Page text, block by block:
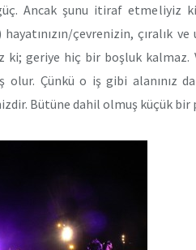
Ancak şunu itiraf etmeliyiz ki
çevrenizin, çıralık ve
ki; geriye hiç bir boşluk kalmaz.
Çünkü o iş gibi alanınız
Bütüne dahil olmuş küçük bir